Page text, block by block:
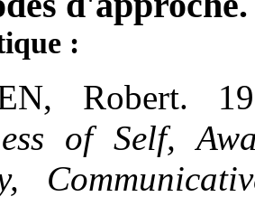
:
Robert.
of Self,